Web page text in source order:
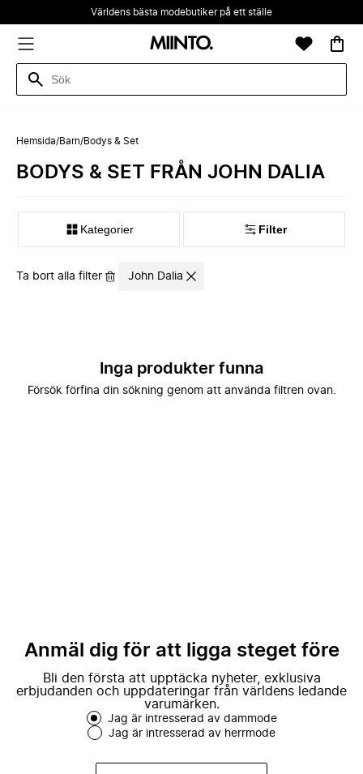
Världens bästa modebutiker på ett ställe
Hemsida/Barn/Bodys & Set
BODYS & SET FRÅN JOHN DALIA
Kategorier Filter
Ta bort alla filter John Dalia
Inga produkter funna
Försök förfina din sökning genom att använda filtren ovan.
Anmäl dig för att ligga steget före
Bli den första att upptäcka nyheter, exklusiva
erbjudanden och uppdateringar från världens ledande
varumärken.
Jag är intresserad av dammode
Jag är intresserad av herrmode